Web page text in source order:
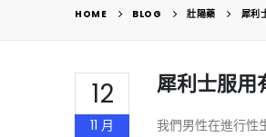
HOME BLOG 壯陽藥 犀利
12
11 月
犀利士服用
我們男性在進行性